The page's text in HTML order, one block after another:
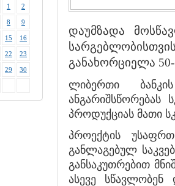
1 2
8 9
15 16
22 23
29 30
დაუმზადა
განახორციელა
ლიბერთი
ანგარიშსწორებას
პროდუქციას მათი
პროექტის
განლაგებულ საკვებ
განსაკუთრებით
ასევე სწავლობენ